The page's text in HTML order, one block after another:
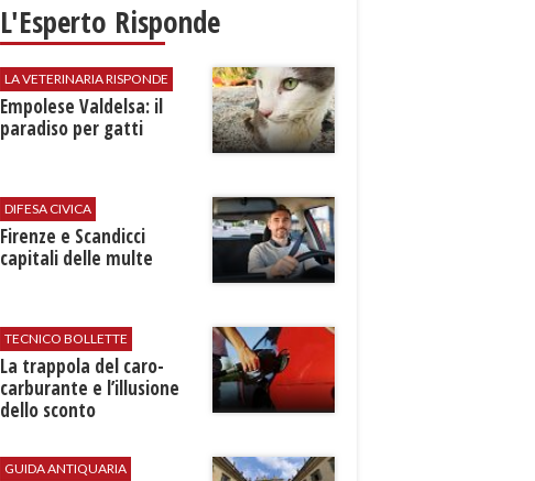
L'Esperto Risponde
LA VETERINARIA RISPONDE
Empolese Valdelsa: il
paradiso per gatti
DIFESA CIVICA
Firenze e Scandicci
capitali delle multe
TECNICO BOLLETTE
​La trappola del caro-
carburante e l’illusione
dello sconto
GUIDA ANTIQUARIA